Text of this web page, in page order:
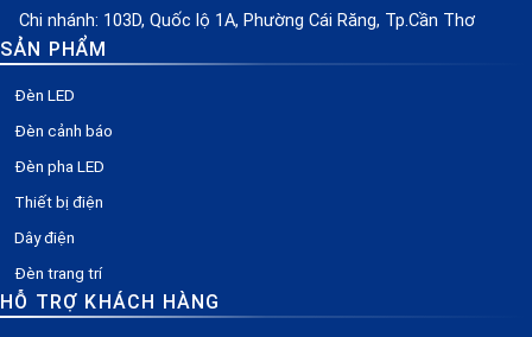
Chi nhánh: 103D, Quốc lộ 1A, Phường Cái Răng, Tp.Cần Thơ
SẢN PHẨM
Đèn LED
Đèn cảnh báo
Đèn pha LED
Thiết bị điện
Dây điện
Đèn trang trí
HỖ TRỢ KHÁCH HÀNG